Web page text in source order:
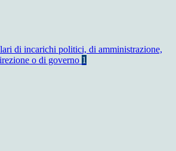
di incarichi politici, di amministrazione,
o di governo 1